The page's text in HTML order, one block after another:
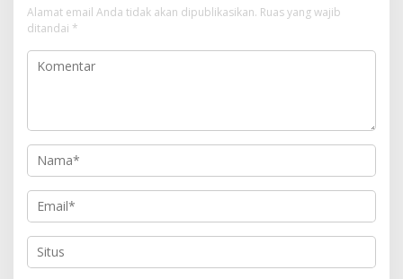
i
p
o
Alamat email Anda tidak akan dipublikasikan. Ruas yang wajib
ditandai *